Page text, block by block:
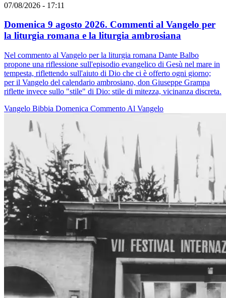
07/08/2026 - 17:11
Domenica 9 agosto 2026. Commenti al Vangelo per
la liturgia romana e la liturgia ambrosiana
Nel commento al Vangelo per la liturgia romana Dante Balbo
propone una riflessione sull'episodio evangelico di Gesù nel mare in
tempesta, riflettendo sull'aiuto di Dio che ci è offerto ogni giorno;
per il Vangelo del calendario ambrosiano, don Giuseppe Grampa
riflette invece sullo "stile" di Dio: stile di mitezza, vicinanza discreta.
Vangelo Bibbia Domenica Commento Al Vangelo